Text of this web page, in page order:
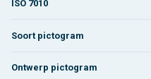
ISO 7010
Soort pictogram
Ontwerp pictogram